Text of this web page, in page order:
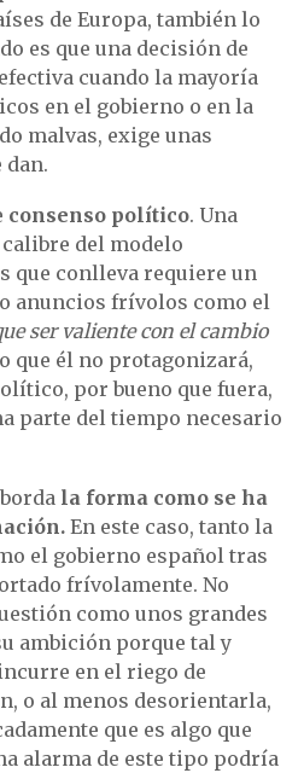
de Europa, también lo
es que una decisión de
cuando la mayoría
en el gobierno o en la
malvas, exige unas
dan.
consenso político. Una
del modelo
que conlleva requiere un
anuncios frívolos como el
ser valiente con el cambio
que él no protagonizará,
por bueno que fuera,
parte del tiempo necesario
la forma como se ha
En este caso, tanto la
el gobierno español tras
frívolamente. No
como unos grandes
ambición porque tal y
en el riego de
o al menos desorientarla,
que es algo que
alarma de este tipo podría